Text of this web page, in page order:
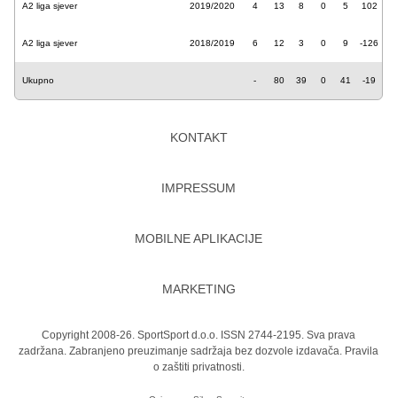
A2 liga sjever 2019/2020 4 13 8 0 5 102
A2 liga sjever 2018/2019 6 12 3 0 9 -126
Ukupno - 80 39 0 41 -19
KONTAKT
IMPRESSUM
MOBILNE APLIKACIJE
MARKETING
Copyright 2008-26. SportSport d.o.o. ISSN 2744-2195. Sva prava
zadržana. Zabranjeno preuzimanje sadržaja bez dozvole izdavača. Pravila
o zaštiti privatnosti.